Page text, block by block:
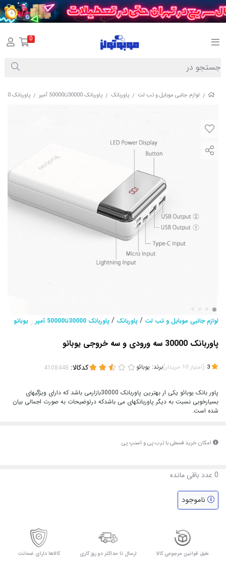
/ لوازم جانبی موبایل و تب لت / پاوربانک / پاوربانک 30000تا50000 آمپر / پاوربانک 30000 سه ورودی و سه خروجی یوبائو
لوازم جانبی موبایل و تب لت / پاوربانک / پاوربانک 30000تا50000 آمپر / یوبائو
پاوربانک 30000 سه ورودی و سه خروجی یوبائو
(امتیاز 10 خریدار)برند: یوبائو کدکالا:
پاور بانک یوبائو یکی ار بهترین پاوربانک 30000بازارمی باشد که دارای ویژگیهای
بسیارخوبی نسبت به دیگر پاوربانکهای می باشدکه درتوضیحات به صورت اجمالی بیان
شده است.
امکان خرید قسطی با ترب پی و اسنپ پی
0 عدد باقی مانده
ناموجود
طبق قوانین مرجوعی کالا ارسال تا حداکثر دو روز کاری کالاها دارای ضمانت
0